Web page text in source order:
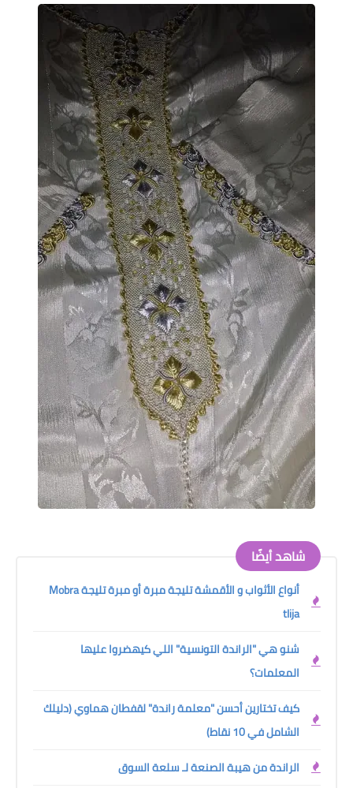
شاهد أيضًا
أنواع الأثواب و الأقمشة تليجة مبرة أو مبرة تليجة Mobra
tlija
شنو هي "الراندة التونسية" اللي كيهضروا عليها
المعلمات؟
كيف تختارين أحسن "معلمة راندة" لقفطان هماوي (دليلك
الشامل في 10 نقاط)
الراندة من هيبة الصنعة لـ سلعة السوق